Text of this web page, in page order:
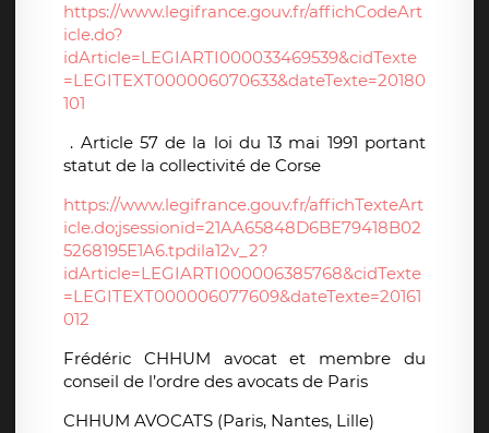
https://www.legifrance.gouv.fr/affichCodeArt
icle.do?
idArticle=LEGIARTI000033469539&cidTexte
=LEGITEXT000006070633&dateTexte=20180
101
. Article 57 de la loi du 13 mai 1991 portant
statut de la collectivité de Corse
https://www.legifrance.gouv.fr/affichTexteArt
icle.do;jsessionid=21AA65848D6BE79418B02
5268195E1A6.tpdila12v_2?
idArticle=LEGIARTI000006385768&cidTexte
=LEGITEXT000006077609&dateTexte=20161
012
Frédéric CHHUM avocat et membre du
conseil de l’ordre des avocats de Paris
CHHUM AVOCATS (Paris, Nantes, Lille)